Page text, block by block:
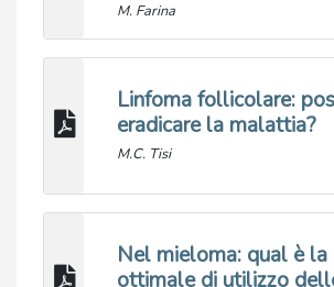
M. Farina
Linfoma follicolare:
eradicare la malattia?
M.C. Tisi
Nel mieloma: qual è la
ottimale di utilizzo